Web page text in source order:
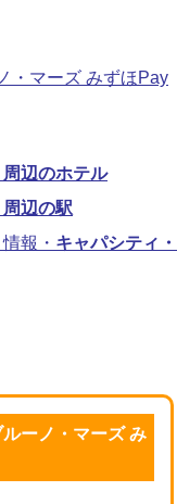
・マーズ みずほPay
周辺のホテル
周辺の駅
報・ キャパシティ・
ーノ・マーズ み